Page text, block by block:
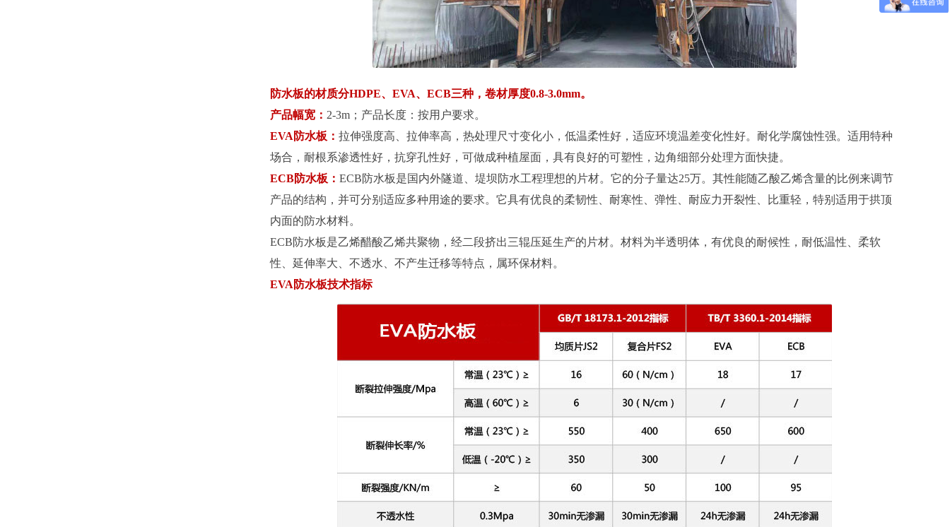
防水板的材质分HDPE、EVA、ECB三种，卷材厚度0.8-3.0mm。
产品幅宽： 2-3m；产品长度：按用户要求。
EVA防水板： 拉伸强度高、拉伸率高，热处理尺寸变化小，低温柔性好，适应环境温差变化性好。耐化学腐蚀性强。适用特种
场合，耐根系渗透性好，抗穿孔性好，可做成种植屋面，具有良好的可塑性，边角细部分处理方面快捷。
ECB防水板： ECB防水板是国内外隧道、堤坝防水工程理想的片材。它的分子量达25万。其性能随乙酸乙烯含量的比例来调节
产品的结构，并可分别适应多种用途的要求。它具有优良的柔韧性、耐寒性、弹性、耐应力开裂性、比重轻，特别适用于拱顶
内面的防水材料。
ECB防水板是乙烯醋酸乙烯共聚物，经二段挤出三辊压延生产的片材。材料为半透明体，有优良的耐候性，耐低温性、柔软
性、延伸率大、不透水、不产生迁移等特点，属环保材料。
EVA防水板技术指标